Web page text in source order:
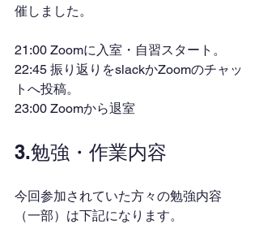
催しました。
21:00 Zoomに入室・自習スタート。
22:45 振り返りをslackかZoomのチャッ
トへ投稿。
23:00 Zoomから退室
3.勉強・作業内容
今回参加されていた方々の勉強内容
（一部）は下記になります。